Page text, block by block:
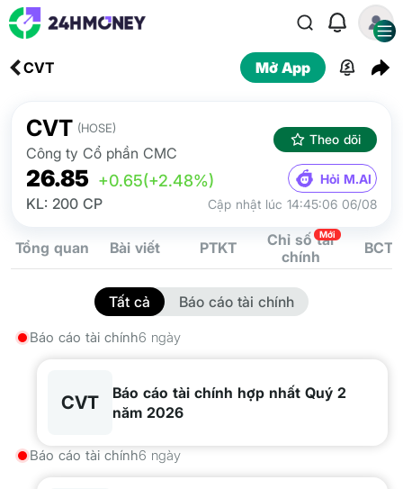
CVT Mở App
CVT (HOSE)
Công ty Cổ phần CMC
Theo dõi
26.85 +0.65(+2.48%) Hỏi M.AI
KL: 200 CP Cập nhật lúc 14:45:06 06/08
Tổng quan Bài viết PTKT
Chỉ số tài
chính
Mới
BCTC
Tất cả Báo cáo tài chính
Báo cáo tài chính6 ngày
CVT
Báo cáo tài chính hợp nhất Quý 2
năm 2026
Báo cáo tài chính6 ngày